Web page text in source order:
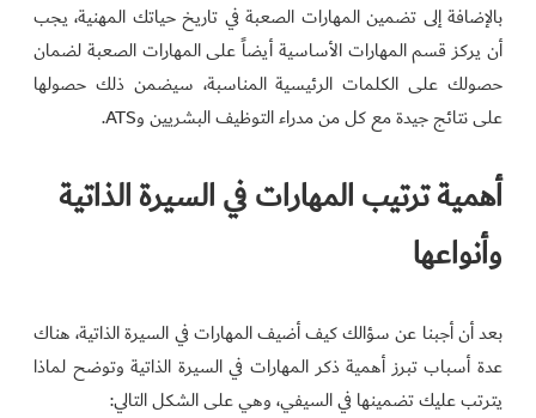
بالإضافة إلى تضمين المهارات الصعبة في تاريخ حياتك المهنية، يجب
أن يركز قسم المهارات الأساسية أيضاً على المهارات الصعبة لضمان
حصولك على الكلمات الرئيسية المناسبة، سيضمن ذلك حصولها
على نتائج جيدة مع كل من مدراء التوظيف البشريين وATS.
أهمية ترتيب المهارات في السيرة الذاتية
وأنواعها
بعد أن أجبنا عن سؤالك كيف أضيف المهارات في السيرة الذاتية، هناك
عدة أسباب تبرز أهمية ذكر المهارات في السيرة الذاتية وتوضح لماذا
يترتب عليك تضمينها في السيفي، وهي على الشكل التالي: